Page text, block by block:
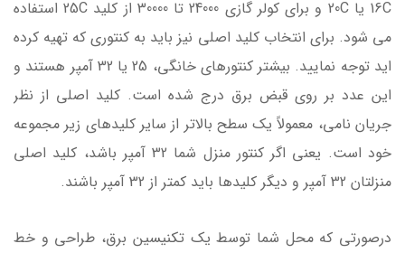
16C یا 20C و برای کولر گازی 24000 تا 30000 از کلید 25C استفاده
می شود. برای انتخاب کلید اصلی نیز باید به کنتوری که تهیه کرده
اید توجه نمایید. بیشتر کنتورهای خانگی، 25 یا 32 آمپر هستند و
این عدد بر روی قبض برق درج شده است. کلید اصلی از نظر
جریان نامی، معمولاً یک سطح بالاتر از سایر کلیدهای زیر مجموعه
خود است. یعنی اگر کنتور منزل شما 32 آمپر باشد، کلید اصلی
منزلتان 32 آمپر و دیگر کلیدها باید کمتر از 32 آمپر باشند.
درصورتی که محل شما توسط یک تکنیسین برق، طراحی و خط